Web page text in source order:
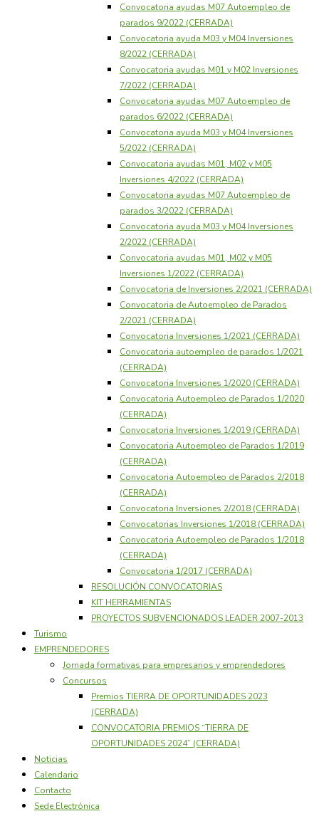
Convocatoria ayudas M07 Autoempleo de
parados 9/2022 (CERRADA)
Convocatoria ayuda M03 y M04 Inversiones
8/2022 (CERRADA)
Convocatoria ayudas M01 y M02 Inversiones
7/2022 (CERRADA)
Convocatoria ayudas M07 Autoempleo de
parados 6/2022 (CERRADA)
Convocatoria ayuda M03 y M04 Inversiones
5/2022 (CERRADA)
Convocatoria ayudas M01, M02 y M05
Inversiones 4/2022 (CERRADA)
Convocatoria ayudas M07 Autoempleo de
parados 3/2022 (CERRADA)
Convocatoria ayuda M03 y M04 Inversiones
2/2022 (CERRADA)
Convocatoria ayudas M01, M02 y M05
Inversiones 1/2022 (CERRADA)
Convocatoria de Inversiones 2/2021 (CERRADA)
Convocatoria de Autoempleo de Parados
2/2021 (CERRADA)
Convocatoria Inversiones 1/2021 (CERRADA)
Convocatoria autoempleo de parados 1/2021
(CERRADA)
Convocatoria Inversiones 1/2020 (CERRADA)
Convocatoria Autoempleo de Parados 1/2020
(CERRADA)
Convocatoria Inversiones 1/2019 (CERRADA)
Convocatoria Autoempleo de Parados 1/2019
(CERRADA)
Convocatoria Autoempleo de Parados 2/2018
(CERRADA)
Convocatoria Inversiones 2/2018 (CERRADA)
Convocatorias Inversiones 1/2018 (CERRADA)
Convocatoria Autoempleo de Parados 1/2018
(CERRADA)
Convocatoria 1/2017 (CERRADA)
RESOLUCIÓN CONVOCATORIAS
KIT HERRAMIENTAS
PROYECTOS SUBVENCIONADOS LEADER 2007-2013
Turismo
EMPRENDEDORES
Jornada formativas para empresarios y emprendedores
Concursos
Premios TIERRA DE OPORTUNIDADES 2023
(CERRADA)
CONVOCATORIA PREMIOS “TIERRA DE
OPORTUNIDADES 2024” (CERRADA)
Noticias
Calendario
Contacto
Sede Electrónica